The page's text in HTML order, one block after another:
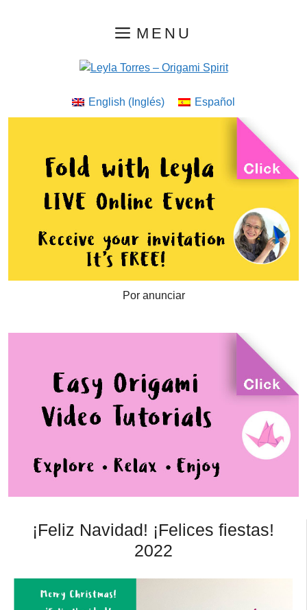
MENU
English ( Inglés) Español
Por anunciar
¡Feliz Navidad! ¡Felices fiestas!
2022